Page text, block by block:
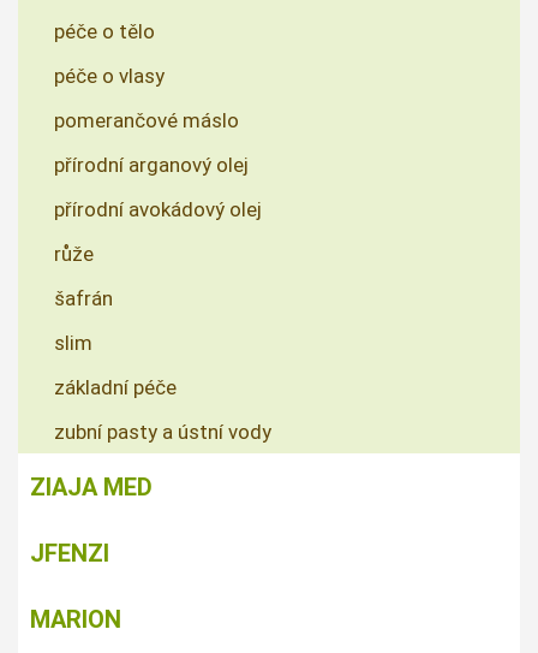
péče o tělo
péče o vlasy
pomerančové máslo
přírodní arganový olej
přírodní avokádový olej
růže
šafrán
slim
základní péče
zubní pasty a ústní vody
ZIAJA MED
JFENZI
MARION